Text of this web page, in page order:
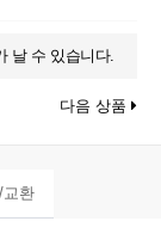
날 수 있습니다.
다음 상품
환